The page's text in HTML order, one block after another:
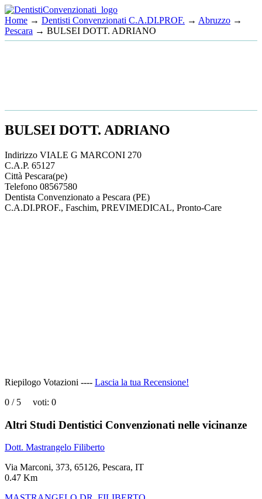
Home → Dentisti Convenzionati C.A.DI.PROF. → Abruzzo →
Pescara → BULSEI DOTT. ADRIANO
BULSEI DOTT. ADRIANO
Indirizzo VIALE G MARCONI 270
C.A.P. 65127
Città Pescara(pe)
Telefono 08567580
Dentista Convenzionato a Pescara (PE)
C.A.DI.PROF., Faschim, PREVIMEDICAL, Pronto-Care
Riepilogo Votazioni ---- Lascia la tua Recensione!
0 / 5 voti: 0
Altri Studi Dentistici Convenzionati nelle vicinanze
Dott. Mastrangelo Filiberto
Via Marconi, 373, 65126, Pescara, IT
0.47 Km